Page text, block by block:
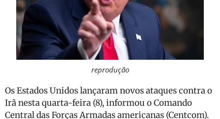
reprodução
Os Estados Unidos lançaram novos ataques contra o
Irã nesta quarta-feira (8), informou o Comando
Central das Forças Armadas americanas (Centcom).